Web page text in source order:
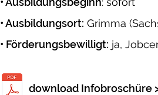
• Ausbildungsort: Grimma
• Förderungsbewilligt: ja,
download Infobroschüre